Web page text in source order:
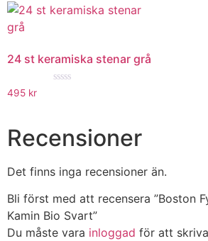
24 st keramiska stenar grå
495 kr
Recensioner
Det finns inga recensioner än.
Bli först med att recensera ”Boston
Kamin Bio Svart”
Du måste vara inloggad för att